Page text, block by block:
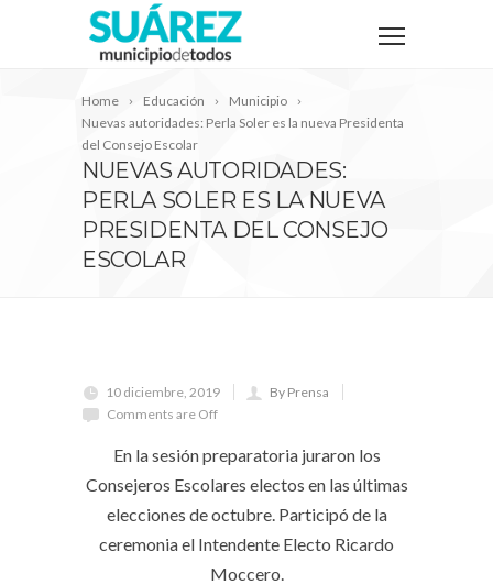
Home Educación
Municipio
Nuevas autoridades: Perla Soler es la nueva Presidenta
del Consejo Escolar
NUEVAS AUTORIDADES:
PERLA SOLER ES LA NUEVA
PRESIDENTA DEL CONSEJO
ESCOLAR
10 diciembre, 2019
By Prensa
Comments are Off
En la sesión preparatoria juraron los
Consejeros Escolares electos en las últimas
elecciones de octubre. Participó de la
ceremonia el Intendente Electo Ricardo
Moccero.